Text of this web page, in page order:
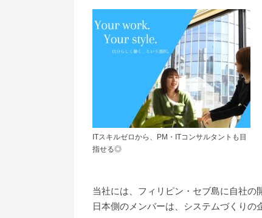
ITスキルゼロから、PM・ITコンサルタントも目
指せる◎
当社には、フィリピン・セブ島に自社の
日本側のメンバーは、システムづくりの